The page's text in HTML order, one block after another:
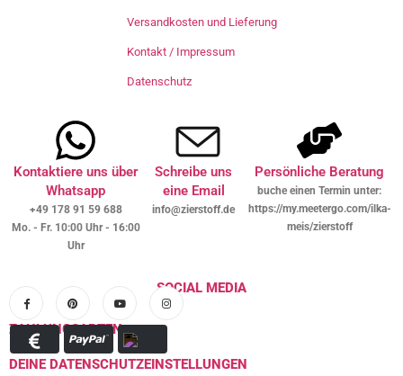
Versandkosten und Lieferung
Kontakt / Impressum
Datenschutz
Kontaktiere uns über
Whatsapp
+49 178 91 59 688
Mo. - Fr. 10:00 Uhr - 16:00
Uhr
Schreibe uns
eine Email
info@zierstoff.de
Persönliche Beratung
buche einen Termin unter:
https://my.meetergo.com/ilka-
meis/zierstoff
SOCIAL MEDIA
ZAHLUNGSARTEN
DEINE DATENSCHUTZEINSTELLUNGEN